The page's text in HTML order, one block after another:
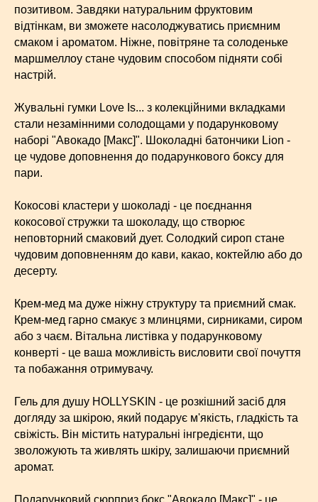
позитивом. Завдяки натуральним фруктовим
відтінкам, ви зможете насолоджуватись приємним
смаком і ароматом. Ніжне, повітряне та солоденьке
маршмеллоу стане чудовим способом підняти собі
настрій.
Жувальні гумки Love Is... з колекційними вкладками
стали незамінними солодощами у подарунковому
наборі "Авокадо [Макс]". Шоколадні батончики Lion -
це чудове доповнення до подарункового боксу для
пари.
Кокосові кластери у шоколаді - це поєднання
кокосової стружки та шоколаду, що створює
неповторний смаковий дует. Солодкий сироп стане
чудовим доповненням до кави, какао, коктейлю або до
десерту.
Крем-мед ма дуже ніжну структуру та приємний смак.
Крем-мед гарно смакує з млинцями, сирниками, сиром
або з чаєм. Вітальна листівка у подарунковому
конверті - це ваша можливість висловити свої почуття
та побажання отримувачу.
Гель для душу HOLLYSKIN - це розкішний засіб для
догляду за шкірою, який подарує м'якість, гладкість та
свіжість. Він містить натуральні інгредієнти, що
зволожують та живлять шкіру, залишаючи приємний
аромат.
Подарунковий сюрприз бокс "Авокадо [Макс]" - це